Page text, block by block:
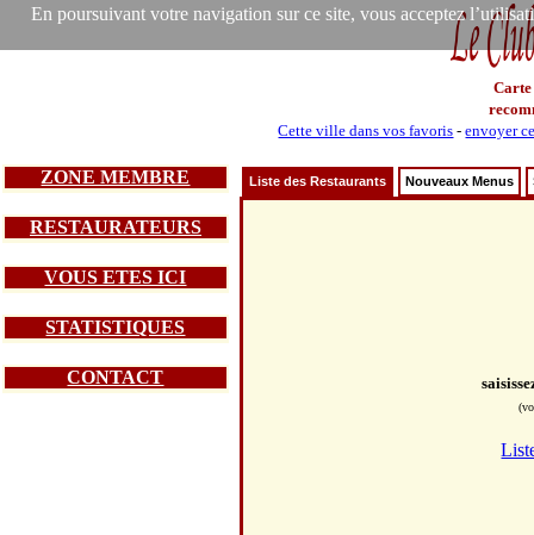
En poursuivant votre navigation sur ce site, vous acceptez
Carte
Cette ville dans vos favoris -envoyer
ZONE MEMBRE
RESTAURATEURS
VOUS ETES ICI
STATISTIQUES
CONTACT
Liste des Restaurants Nouveaux Menus